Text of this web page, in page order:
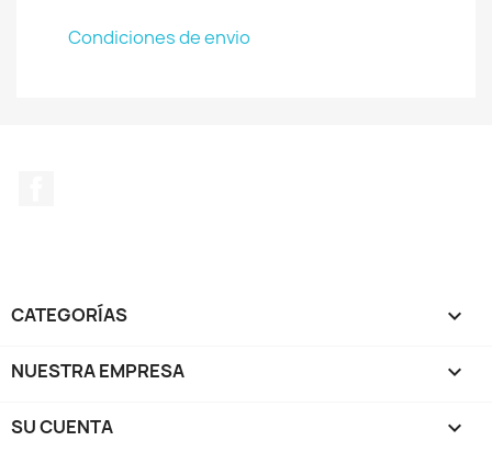
Condiciones de envio
CATEGORÍAS 
NUESTRA EMPRESA 
SU CUENTA 